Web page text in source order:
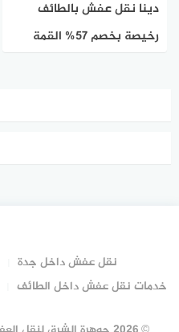
دينا نقل عفش بالطائف
رخيصة بخصم 57% القمة
نقل عفش داخل جدة
خدمات نقل عفش داخل الطائف